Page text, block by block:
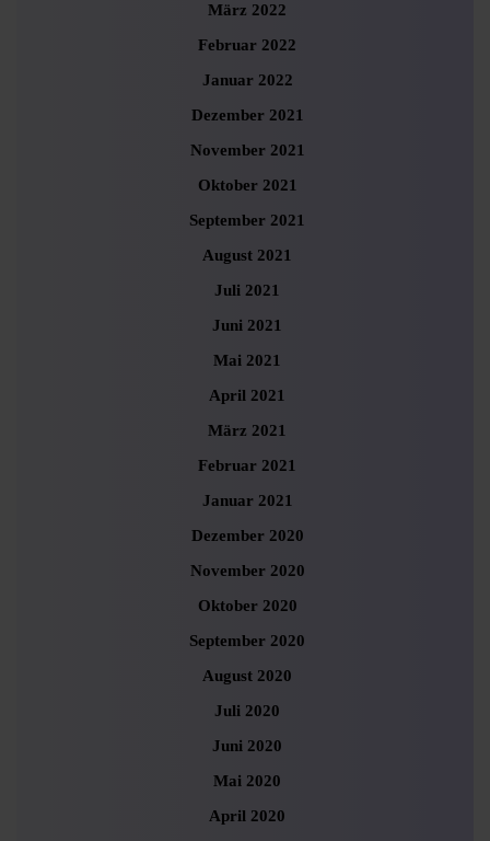
März 2022
Februar 2022
Januar 2022
Dezember 2021
November 2021
Oktober 2021
September 2021
August 2021
Juli 2021
Juni 2021
Mai 2021
April 2021
März 2021
Februar 2021
Januar 2021
Dezember 2020
November 2020
Oktober 2020
September 2020
August 2020
Juli 2020
Juni 2020
Mai 2020
April 2020